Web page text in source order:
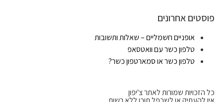
פוסטים אחרונים
אופניים חשמליים – שאלות ותשובות
טלפון כשר עם וואטסאפ
טלפון כשר או סמארטפון כשר?
כל הזכויות שמורות לאתר צ'יפון